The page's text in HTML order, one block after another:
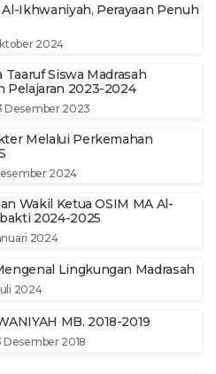
Ikhwaniyah, Perayaan Penuh
2024
Taaruf Siswa Madrasah
Pelajaran 2023-2024
Desember 2023
Melalui Perkemahan
2024
Wakil Ketua OSIM MA Al-
2024-2025
2024
Lingkungan Madrasah
2024
MB. 2018-2019
2018